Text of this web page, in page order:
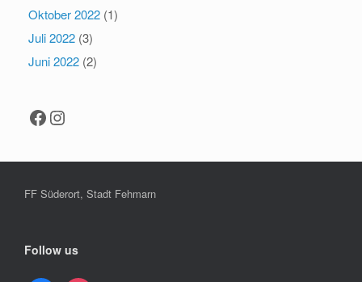
Oktober 2022 (1)
Juli 2022 (3)
Juni 2022 (2)
Facebook
Instagram
FF Süderort, Stadt Fehmarn
Follow us